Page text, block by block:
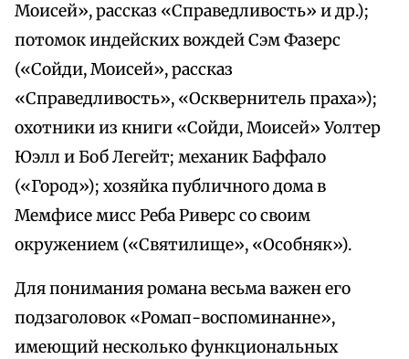
Моисей», рассказ «Справедливость» и др.);
потомок индейских вождей Сэм Фазерс
(«Сойди, Моисей», рассказ
«Справедливость», «Осквернитель праха»);
охотники из книги «Сойди, Моисей» Уолтер
Юэлл и Боб Легейт; механик Баффало
(«Город»); хозяйка публичного дома в
Мемфисе мисс Реба Риверс со своим
окружением («Святилище», «Особняк»).
Для понимания романа весьма важен его
подзаголовок «Ромап-воспоминанне»,
имеющий несколько функциональных